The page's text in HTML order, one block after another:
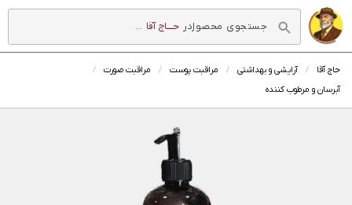
در حــــاج آقا ...
حاج آقا آرایشی و بهداشتی مراقبت پوست
مراقبت صورت
آبرسان و مرطوب کننده